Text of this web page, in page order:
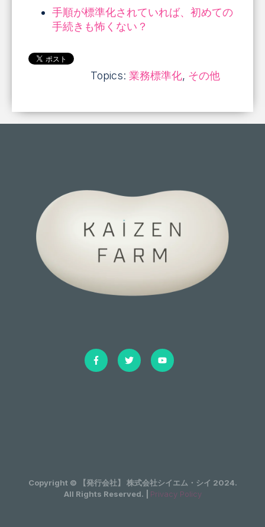
手順が標準化されていれば、初めての
手続きも怖くない？
Topics: 業務標準化, その他
Copyright © 【発行会社】 株式会社シイエム・シイ 2024.
All Rights Reserved. | Privacy Policy